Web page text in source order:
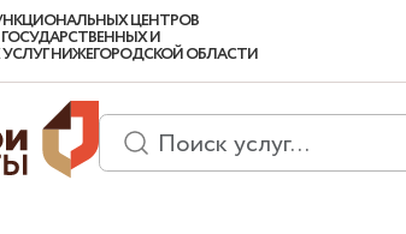
ЦЕНТРОВ
И
НИЖЕГОРОДСКОЙ ОБЛАСТИ